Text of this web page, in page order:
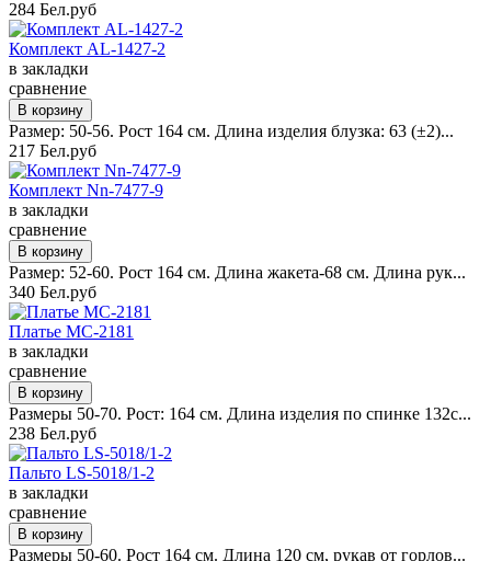
284 Бел.руб
Комплект AL-1427-2
в закладки
сравнение
Размер: 50-56. Рост 164 см. Длина изделия блузка: 63 (±2)...
217 Бел.руб
Комплект Nn-7477-9
в закладки
сравнение
Размер: 52-60. Рост 164 см. Длина жакета-68 см. Длина рук...
340 Бел.руб
Платье MC-2181
в закладки
сравнение
Размеры 50-70. Рост: 164 см. Длина изделия по спинке 132с...
238 Бел.руб
Пальто LS-5018/1-2
в закладки
сравнение
Размеры 50-60. Рост 164 см. Длина 120 см, рукав от горлов...